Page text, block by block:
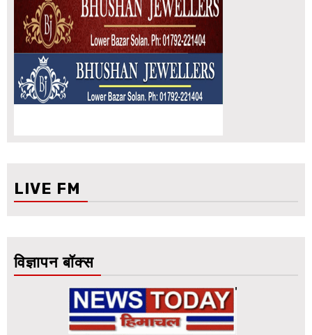
LIVE FM
विज्ञापन बॉक्स